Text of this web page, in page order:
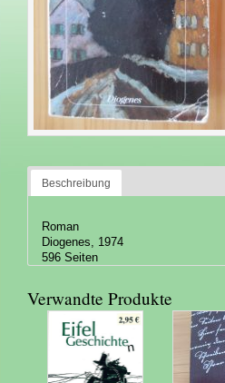
Beschreibung
Roman
Diogenes, 1974
596 Seiten
Verwandte Produkte